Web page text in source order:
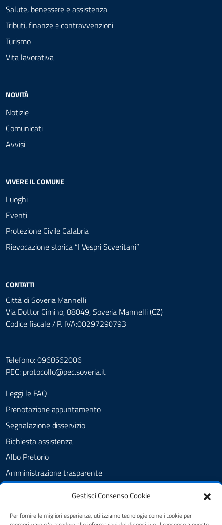
Gestisci Consenso Cookie
Per fornire le migliori esperienze, utilizziamo tecnologie come i cookie per
Salute, benessere e assistenza
Tributi, finanze e contravvenzioni
Turismo
Vita lavorativa
NOVITÀ
Notizie
Comunicati
Avvisi
VIVERE IL COMUNE
Luoghi
Eventi
Protezione Civile Calabria
Rievocazione storica “I Vespri Soveritani”
CONTATTI
Città di Soveria Mannelli
Via Dottor Cimino, 88049, Soveria Mannelli (CZ)
Codice fiscale / P. IVA:00297290793
Telefono: 0968662006
PEC: protocollo@pec.soveria.it
Leggi le FAQ
Prenotazione appuntamento
Segnalazione disservizio
Richiesta assistenza
Albo Pretorio
Amministrazione trasparente
Dichiarazione di accessibilità